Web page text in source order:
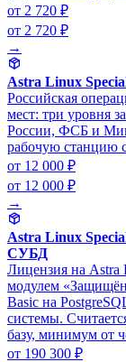
от 2 720 ₽
от 2 720 ₽
→
Astra Linux
Российская
мест: три уровня
России, ФСБ и
рабочую станцию
от 12 000 ₽
от 12 000 ₽
→
Astra Linux
СУБД
Лицензия на Astra
модулем
Basic на
системы.
базу, минимум от
от 190 300 ₽